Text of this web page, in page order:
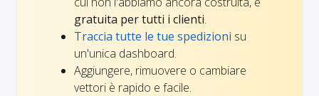
gratuita per tutti i clienti.
Traccia tutte le tue spedizioni su
un'unica dashboard.
Aggiungere, rimuovere o cambiare
vettori è rapido e facile.